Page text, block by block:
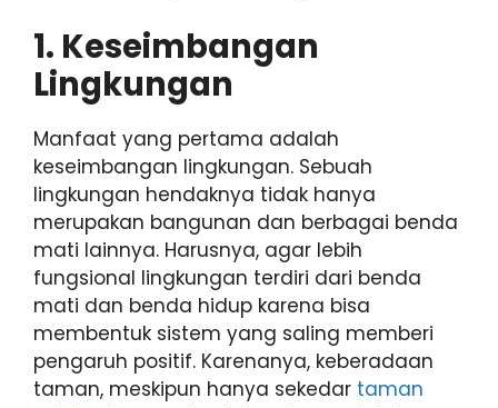
1. Keseimbangan
Lingkungan
Manfaat yang pertama adalah
keseimbangan lingkungan. Sebuah
lingkungan hendaknya tidak hanya
merupakan bangunan dan berbagai benda
mati lainnya. Harusnya, agar lebih
fungsional lingkungan terdiri dari benda
mati dan benda hidup karena bisa
membentuk sistem yang saling memberi
pengaruh positif. Karenanya, keberadaan
taman, meskipun hanya sekedar taman